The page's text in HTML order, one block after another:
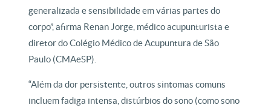
generalizada e sensibilidade em várias partes do
corpo”, afirma Renan Jorge, médico acupunturista e
diretor do Colégio Médico de Acupuntura de São
Paulo (CMAeSP).
“Além da dor persistente, outros sintomas comuns
incluem fadiga intensa, distúrbios do sono (como sono